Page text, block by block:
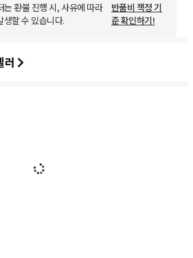
환불 진행 시, 사유에 따라
할 수 있습니다.
반품비 책정 기
준 확인하기!
러